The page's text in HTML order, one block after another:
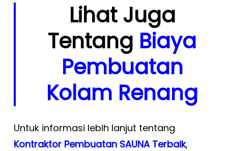
Lihat Juga
Tentang Biaya
Pembuatan
Kolam Renang
Untuk informasi lebih lanjut tentang
Kontraktor Pembuatan SAUNA Terbaik,